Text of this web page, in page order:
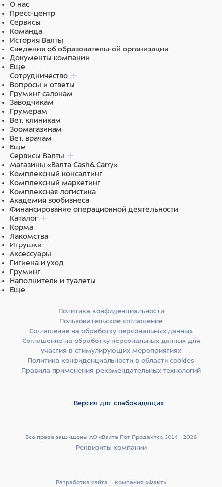
О нас
Пресс-центр
Сервисы
Команда
История Валты
Сведения об образовательной организации
Документы компании
Еще
Сотрудничество
Вопросы и ответы
Груминг салонам
Заводчикам
Грумерам
Вет. клиникам
Зоомагазинам
Вет. врачам
Еще
Сервисы Валты
Магазины «Валта Cash&Carry»
Комплексный консалтинг
Комплексный маркетинг
Комплексная логистика
Академия зообизнеса
Финансирование операционной деятельности
Каталог
Корма
Лакомства
Игрушки
Аксессуары
Гигиена и уход
Груминг
Наполнители и туалеты
Еще
Все права защищены АО «Валта Пет Продактс», 2014 - 2026
Реквизиты компании
Политика конфиденциальности
Пользовательское соглашение
Соглашение на обработку персональных данных
Соглашение на обработку персональных данных для
участия в стимулирующих мероприятиях
Политика конфиденциальности в области cookies
Правила применения рекомендательных технологий
Версия для слабовидящих
Разработка сайта –­ компания «Факт»